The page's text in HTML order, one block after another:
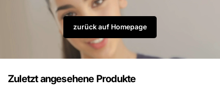
zurück auf Homepage
Zuletzt angesehene Produkte